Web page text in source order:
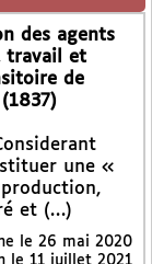
des agents
travail et
de
une «
et (…)
le 26 mai 2020
le 11 juillet 2021